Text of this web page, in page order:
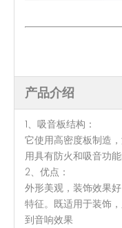
产品介绍
1、吸音板结构：
它使用高密度板制造
用具有防火和吸音功能
2、优点：
外形美观，装饰效果
特征。既适用于装饰
到音响效果